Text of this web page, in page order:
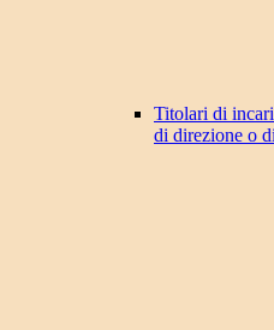
Titolari di
di direzione o